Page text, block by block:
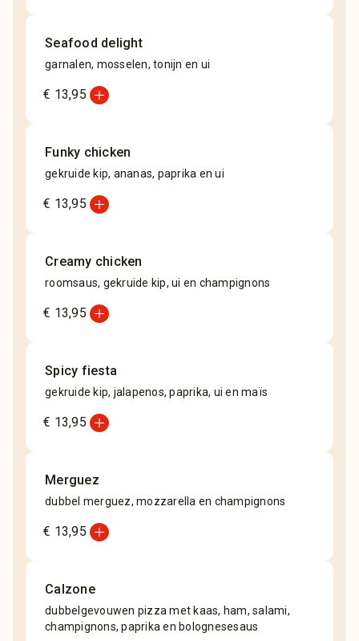
Seafood delight
garnalen, mosselen, tonijn en ui
€ 13,95 add_circle
Funky chicken
gekruide kip, ananas, paprika en ui
€ 13,95 add_circle
Creamy chicken
roomsaus, gekruide kip, ui en champignons
€ 13,95 add_circle
Spicy fiesta
gekruide kip, jalapenos, paprika, ui en maïs
€ 13,95 add_circle
Merguez
dubbel merguez, mozzarella en champignons
€ 13,95 add_circle
Calzone
dubbelgevouwen pizza met kaas, ham, salami,
champignons, paprika en bolognesesaus